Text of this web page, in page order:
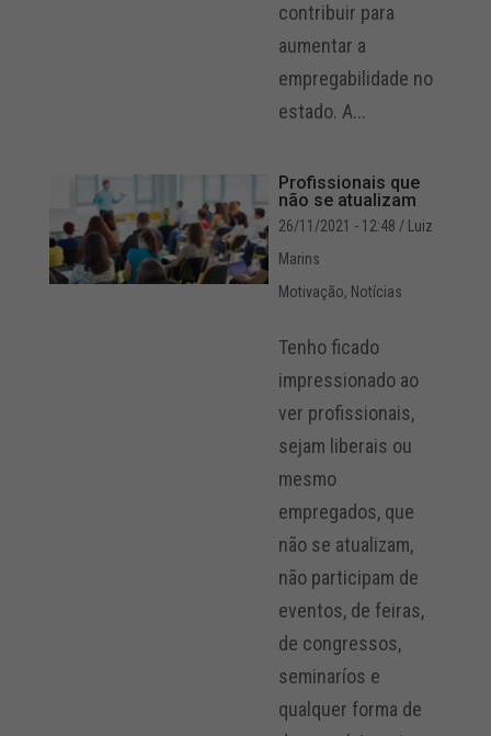
contribuir para
aumentar a
empregabilidade no
estado. A...
Profissionais que
não se atualizam
26/11/2021 - 12:48 / Luiz
Marins
Motivação, Notícias
Tenho ficado
impressionado ao
ver profissionais,
sejam liberais ou
mesmo
empregados, que
não se atualizam,
não participam de
eventos, de feiras,
de congressos,
seminaríos e
qualquer forma de